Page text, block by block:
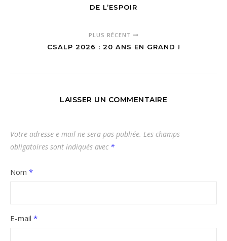
DE L’ESPOIR
PLUS RÉCENT
CSALP 2026 : 20 ANS EN GRAND !
LAISSER UN COMMENTAIRE
Votre adresse e-mail ne sera pas publiée. Les champs
obligatoires sont indiqués avec *
Nom *
E-mail *